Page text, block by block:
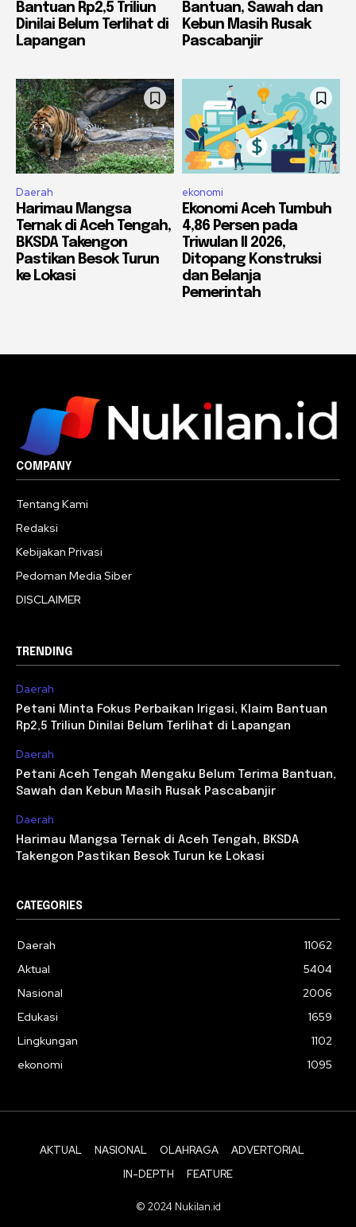
Bantuan Rp2,5 Triliun
Dinilai Belum Terlihat di
Lapangan
Bantuan, Sawah dan
Kebun Masih Rusak
Pascabanjir
Daerah
Harimau Mangsa
Ternak di Aceh Tengah,
BKSDA Takengon
Pastikan Besok Turun
ke Lokasi
ekonomi
Ekonomi Aceh Tumbuh
4,86 Persen pada
Triwulan II 2026,
Ditopang Konstruksi
dan Belanja
Pemerintah
COMPANY
Tentang Kami
Redaksi
Kebijakan Privasi
Pedoman Media Siber
DISCLAIMER
TRENDING
Daerah
Petani Minta Fokus Perbaikan Irigasi, Klaim Bantuan
Rp2,5 Triliun Dinilai Belum Terlihat di Lapangan
Daerah
Petani Aceh Tengah Mengaku Belum Terima Bantuan,
Sawah dan Kebun Masih Rusak Pascabanjir
Daerah
Harimau Mangsa Ternak di Aceh Tengah, BKSDA
Takengon Pastikan Besok Turun ke Lokasi
CATEGORIES
Daerah
11062
Aktual
5404
Nasional
2006
Edukasi
1659
Lingkungan
1102
ekonomi
1095
AKTUAL NASIONAL OLAHRAGA
ADVERTORIAL
IN-DEPTH
FEATURE
© 2024 Nukilan.id